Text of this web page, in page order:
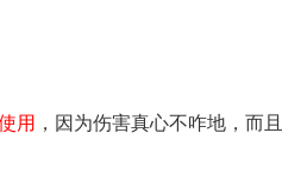
用 ，因为伤害真心不咋地，而且